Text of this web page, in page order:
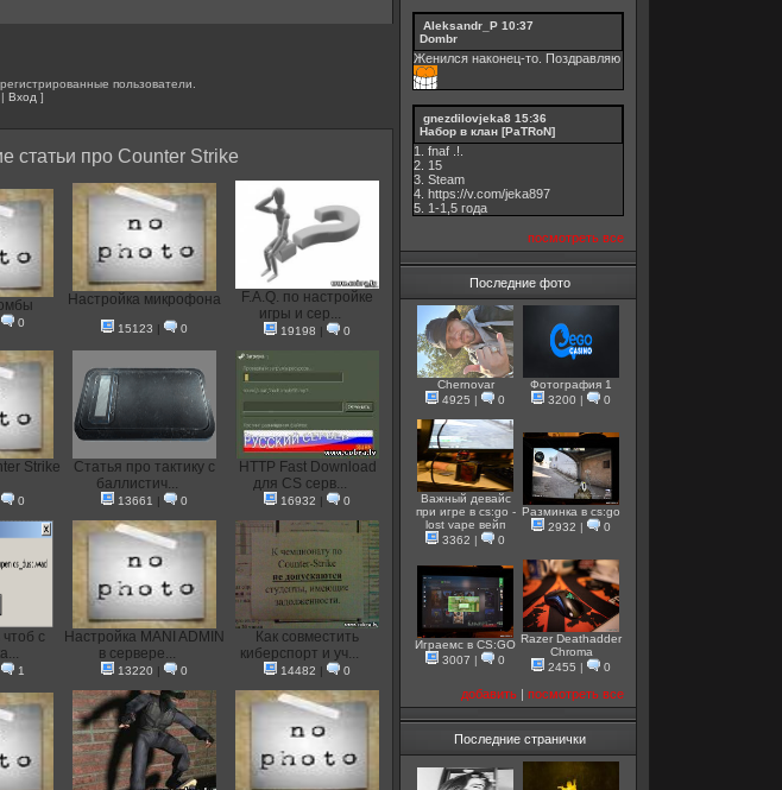
пользователи.
| Вход ]
статьи про Counter Strike
0
Настройка микрофона
15123 | 0
F.A.Q. по настройке
игры и сер...
19198 | 0
Strike
0
Статья про тактику с
баллистич...
13661 | 0
HTTP Fast Download
для CS серв...
16932 | 0
чтоб с
1
Настройка MANI ADMIN
в сервере...
13220 | 0
Как совместить
киберспорт и уч...
14482 | 0
Aleksandr_P 10:37
Dombr
Женился наконец-то. Поздравляю
gnezdilovjeka8 15:36
Набор в клан [PaTRoN]
1. fnaf .!.
2. 15
3. Steam
4. https://v.com/jeka897
5. 1-1,5 годa
посмотреть все
Последние фото
Chernovar
4925 | 0
Фотография 1
3200 | 0
Важный девайс
при игре в cs:go -
lost vape вейп
3362 | 0
Разминка в cs:go
2932 | 0
Играемс в CS:GO
3007 | 0
Razer Deathadder
Chroma
2455 | 0
добавить | посмотреть все
Последние странички